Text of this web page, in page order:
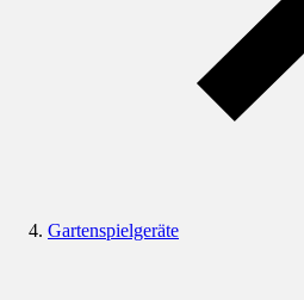
Gartenspielgeräte